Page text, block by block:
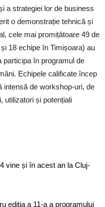
a strategiei lor de business
o demonstrație tehnică și
cele mai promițătoare 49 de
18 echipe în Timișoara) au
participa în programul de
Echipele calificate încep
intensă de workshop-uri, de
utilizatori și potențiali
vine și în acest an la Cluj-
ediția a 11-a a programului